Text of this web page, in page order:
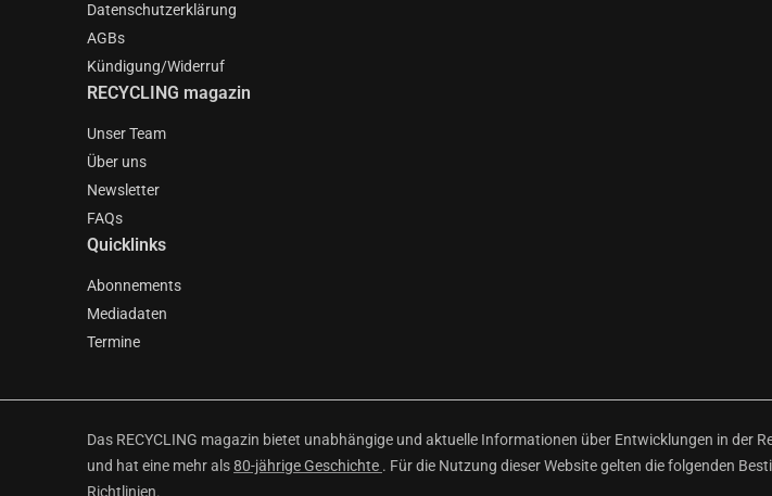
Datenschutzerklärung
AGBs
Kündigung/Widerruf
RECYCLING magazin
Unser Team
Über uns
Newsletter
FAQs
Quicklinks
Abonnements
Mediadaten
Termine
Das RECYCLING magazin bietet unabhängige und aktuelle Informationen über Entwicklungen in
und hat eine mehr als80-jährige Geschichte . Für die Nutzung dieser Website gelten die folgenden
Richtlinien.